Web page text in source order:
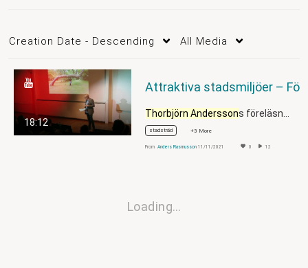
Creation Date - Descending All Media
18:12
Thorbjörn Anderssons föreläsning…
stadsträd +3 More
From Anders Rasmusson 11/11/2021 0 12
Loading…